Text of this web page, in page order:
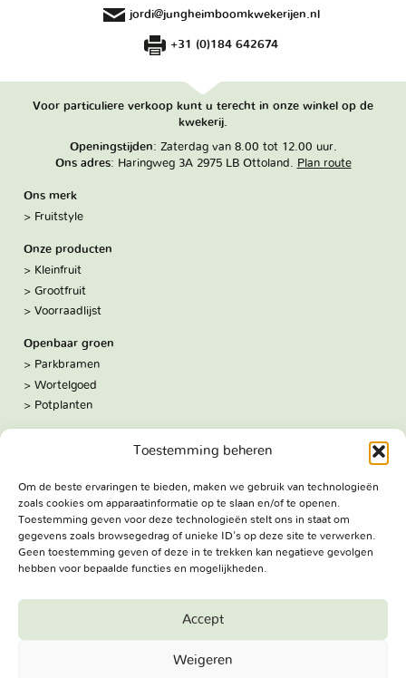
Toestemming beheren
Om de beste ervaringen te bieden, maken we gebruik van technologieën
zoals cookies om apparaatinformatie op te slaan en/of te openen.
Toestemming geven voor deze technologieën stelt ons in staat om
gegevens zoals browsegedrag of unieke ID's op deze site te verwerken.
Geen toestemming geven of deze in te trekken kan negatieve gevolgen
hebben voor bepaalde functies en mogelijkheden.
Accept
Weigeren
jordi@jungheimboomkwekerijen.nl
+31 (0)184 642674
Voor particuliere verkoop kunt u terecht in onze winkel op de
kwekerij.
Openingstijden: Zaterdag van 8.00 tot 12.00 uur.
Ons adres: Haringweg 3A 2975 LB Ottoland. Plan route
Ons merk
Fruitstyle
Onze producten
Kleinfruit
Grootfruit
Voorraadlijst
Openbaar groen
Parkbramen
Wortelgoed
Potplanten
Volg ons:
Facebook
Bezoekadres
Haringweg 3A
2975 LB Ottoland
Reserved.